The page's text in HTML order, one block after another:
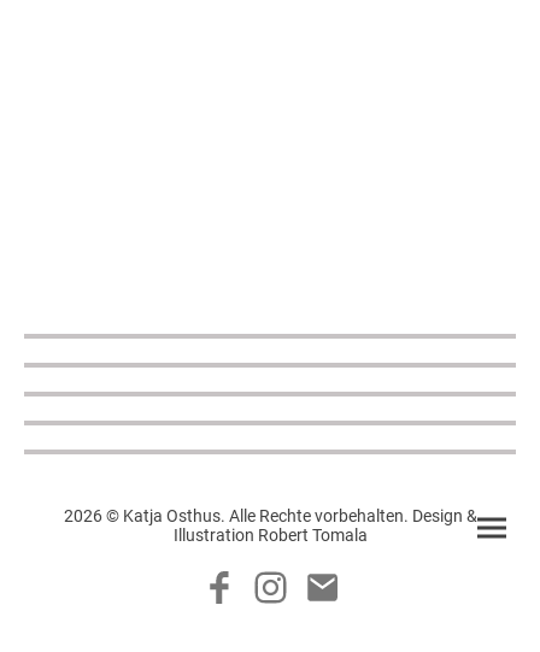
2026 © Katja Osthus. Alle Rechte vorbehalten. Design &
Illustration Robert Tomala